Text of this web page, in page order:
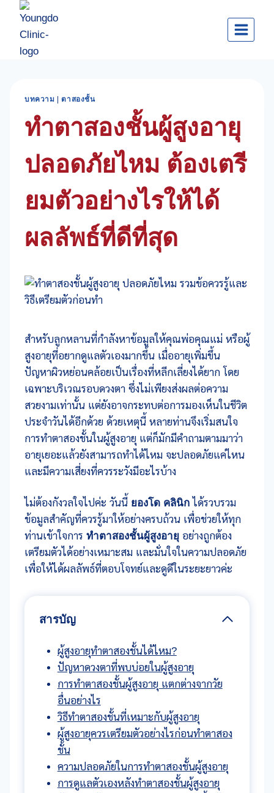
content
บทความ |ตาสองชั้น
ทำตาสองชั้นผู้สูงอายุ
ปลอดภัยไหม ต้องเตรี
ยมตัวอย่างไรให้ได้
ผลลัพธ์ที่ดีที่สุด
สำหรับลูกหลานที่กำลังหาข้อมูลให้คุณพ่อคุณแม่ หรือผู้
สูงอายุที่อยากดูแลตัวเองมากขึ้น เมื่ออายุเพิ่มขึ้น
ปัญหาผิวหย่อนคล้อยเป็นเรื่องที่หลีกเลี่ยงได้ยาก โดย
เฉพาะบริเวณรอบดวงตา ซึ่งไม่เพียงส่งผลต่อความ
สวยงามเท่านั้น แต่ยังอาจกระทบต่อการมองเห็นในชีวิต
ประจำวันได้อีกด้วย ด้วยเหตุนี้ หลายท่านจึงเริ่มสนใจ
การทำตาสองชั้นในผู้สูงอายุ แต่ก็มักมีคำถามตามมาว่า
อายุเยอะแล้วยังสามารถทำได้ไหม จะปลอดภัยแค่ไหน
และมีความเสี่ยงที่ควรระวังมีอะไรบ้าง
ไม่ต้องกังวลใจไปค่ะ วันนี้ ยองโด คลินิก ได้รวบรวม
ข้อมูลสำคัญที่ควรรู้มาให้อย่างครบถ้วน เพื่อช่วยให้ทุก
ท่านเข้าใจการ ทำตาสองชั้นผู้สูงอายุ อย่างถูกต้อง
เตรียมตัวได้อย่างเหมาะสม และมั่นใจในความปลอดภัย
เพื่อให้ได้ผลลัพธ์ที่ตอบโจทย์และดูดีในระยะยาวค่ะ
สารบัญ
ผู้สูงอายุทำตาสองชั้นได้ไหม?
ปัญหาดวงตาที่พบบ่อยในผู้สูงอายุ
การทำตาสองชั้นผู้สูงอายุ แตกต่างจากวัย
อื่นอย่างไร
วิธีทำตาสองชั้นที่เหมาะกับผู้สูงอายุ
ผู้สูงอายุควรเตรียมตัวอย่างไรก่อนทำตาสอง
ชั้น
ความปลอดภัยในการทำตาสองชั้นผู้สูงอายุ
การดูแลตัวเองหลังทำตาสองชั้นผู้สูงอายุ